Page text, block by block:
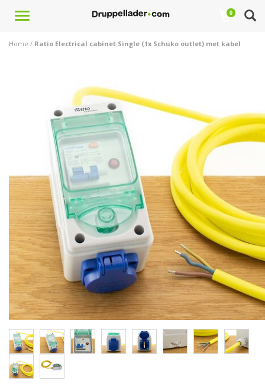
Toggle
0
Home / Ratio Electrical cabinet Single (1x Schuko outlet) met kabel